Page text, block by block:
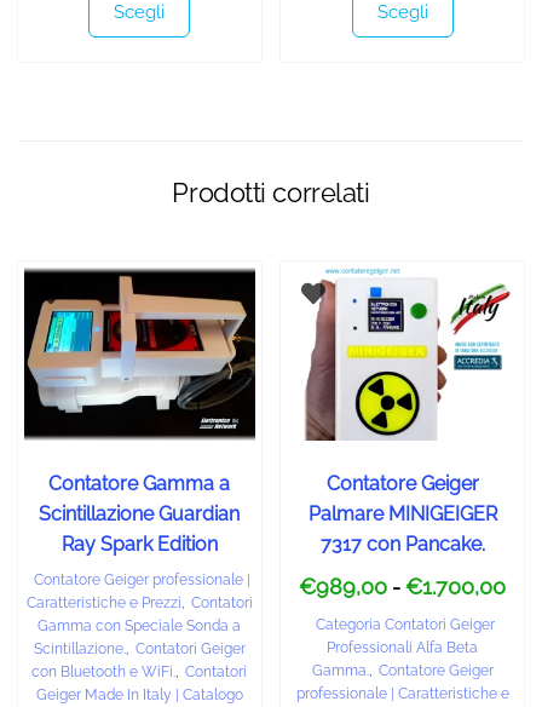
Scegli Scegli
Prodotti correlati
Contatore Gamma a
Scintillazione Guardian
Ray Spark Edition
Contatore Geiger professionale |
Caratteristiche e Prezzi, Contatori
Gamma con Speciale Sonda a
Scintillazione., Contatori Geiger
con Bluetooth e WiFi., Contatori
Geiger Made In Italy | Catalogo
Contatore Geiger
Palmare MINIGEIGER
7317 con Pancake.
€989,00 - €1.700,00
Categoria Contatori Geiger
Professionali Alfa Beta
Gamma., Contatore Geiger
professionale | Caratteristiche e